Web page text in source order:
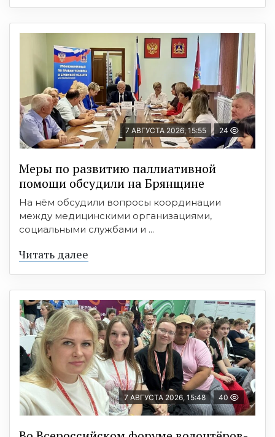
7 АВГУСТА 2026, 15:55 24
Меры по развитию паллиативной
помощи обсудили на Брянщине
На нём обсудили вопросы координации
между медицинскими организациями,
социальными службами и ...
Читать далее
7 АВГУСТА 2026, 15:48 40